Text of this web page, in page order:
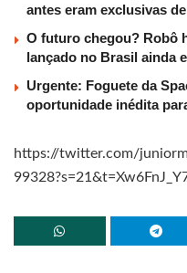
antes eram exclusivas
O futuro chegou? Robô
lançado no Brasil ainda
Urgente: Foguete da
oportunidade inédita
https://twitter.com/